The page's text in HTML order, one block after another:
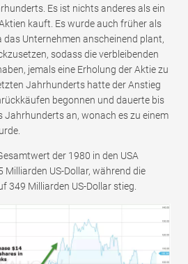
Es ist nichts anderes als ein
kauft. Es wurde auch früher als
das Unternehmen anscheinend plant,
sodass die verbleibenden
jemals eine Erholung der Aktie zu
Jahrhunderts hatte der Anstieg
begonnen und dauerte bis
Jahrhunderts an, wonach es zu einem
der 1980 in den USA
US-Dollar, während die
349 Milliarden US-Dollar stieg.